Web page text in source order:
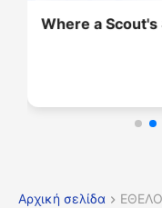
Where a Scout's
Αρχική σελίδα